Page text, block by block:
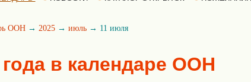
ООН → 2025 → июль → 11 июля
в календаре ООН